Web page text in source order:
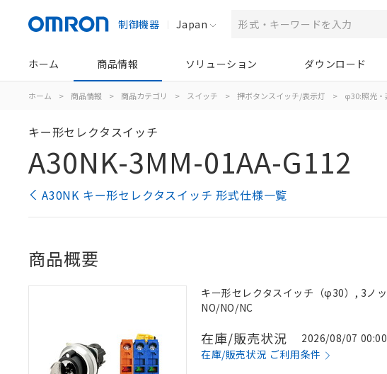
制御機器 Japan
ホーム 商品情報 ソリューション ダウンロード
ホーム > 商品情報 > 商品カテゴリ > スイッチ > 押ボタンスイッチ/表示灯 > φ30:照光・
キー形セレクタスイッチ
A30NK-3MM-01AA-G112
A30NK キー形セレクタスイッチ 形式仕様一覧
商品概要
キー形セレクタスイッチ（φ30）, 3ノ
NO/NO/NC
在庫/販売状況
2026/08/07
在庫/販売状況 ご利用条件